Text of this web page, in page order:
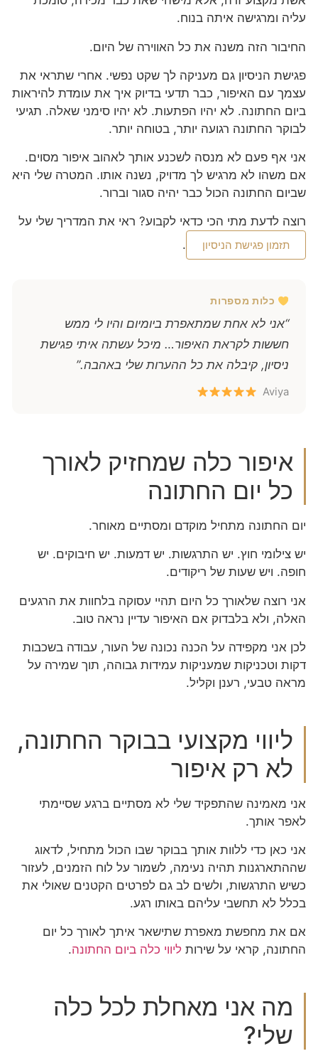
עליה ומרגישה איתה בנוח.
החיבור הזה משנה את כל האווירה של היום.
פגישת הניסיון גם מעניקה לך שקט נפשי. אחרי שתראי את
עצמך עם האיפור, כבר תדעי בדיוק איך את עומדת להיראות
ביום החתונה. לא יהיו הפתעות. לא יהיו סימני שאלה. תגיעי
לבוקר החתונה רגועה יותר, בטוחה יותר.
אני אף פעם לא מנסה לשכנע אותך לאהוב איפור מסוים.
אם משהו לא מרגיש לך מדויק, נשנה אותו. המטרה שלי היא
שביום החתונה הכול כבר יהיה סגור וברור.
רוצה לדעת מתי הכי כדאי לקבוע? ראי את המדריך שלי על
תזמון פגישת הניסיון
כלות מספרות
“אני לא אחת שמתאפרת ביומיום והיו לי ממש
חששות לקראת האיפור… מיכל עשתה איתי פגישת
ניסיון, קיבלה את כל ההערות שלי באהבה.”
Aviya
איפור כלה שמחזיק לאורך
כל יום החתונה
יום החתונה מתחיל מוקדם ומסתיים מאוחר.
יש צילומי חוץ. יש התרגשות. יש דמעות. יש חיבוקים. יש
חופה. ויש שעות של ריקודים.
אני רוצה שלאורך כל היום תהיי עסוקה בלחוות את הרגעים
האלה, ולא בלבדוק אם האיפור עדיין נראה טוב.
לכן אני מקפידה על הכנה נכונה של העור, עבודה בשכבות
דקות וטכניקות שמעניקות עמידות גבוהה, תוך שמירה על
מראה טבעי, רענן וקליל.
ליווי מקצועי בבוקר החתונה,
לא רק איפור
אני מאמינה שהתפקיד שלי לא מסתיים ברגע שסיימתי
לאפר אותך.
אני כאן כדי ללוות אותך בבוקר שבו הכול מתחיל, לדאוג
שההתארגנות תהיה נעימה, לשמור על לוח הזמנים, לעזור
כשיש התרגשות, ולשים לב גם לפרטים הקטנים שאולי את
בכלל לא תחשבי עליהם באותו רגע.
אם את מחפשת מאפרת שתישאר איתך לאורך כל יום
החתונה, קראי על שירותליווי כלה ביום החתונה.
מה אני מאחלת לכל כלה
שלי?